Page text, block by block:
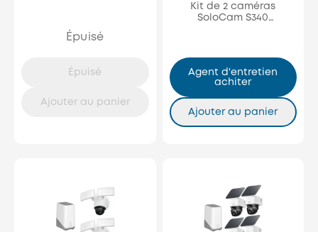
Épuisé
Épuisé
Ajouter au panier
Kit de 2 caméras
SoloCam S340
Agent d'entretien
achiter
Ajouter au panier